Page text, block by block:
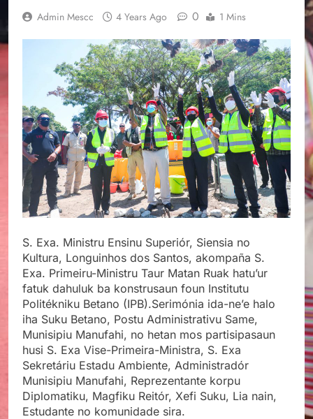
Admin Mescc 4 Years Ago 0 1 Mins
S. Exa. Ministru Ensinu Superiór, Siensia no
Kultura, Longuinhos dos Santos, akompaña S.
Exa. Primeiru-Ministru Taur Matan Ruak hatu’ur
fatuk dahuluk ba konstrusaun foun Institutu
Politékniku Betano (IPB).Serimónia ida-ne’e halo
iha Suku Betano, Postu Administrativu Same,
Munisipiu Manufahi, no hetan mos partisipasaun
husi S. Exa Vise-Primeira-Ministra, S. Exa
Sekretáriu Estadu Ambiente, Administradór
Munisipiu Manufahi, Reprezentante korpu
Diplomatiku, Magfiku Reitór, Xefi Suku, Lia nain,
Estudante no komunidade sira.